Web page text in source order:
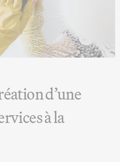
d’une
à la